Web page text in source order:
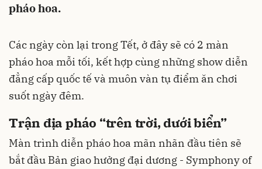
pháo hoa.
Các ngày còn lại trong Tết, ở đây sẽ có 2 màn
pháo hoa mỗi tối, kết hợp cùng những show diễn
đẳng cấp quốc tế và muôn vàn tụ điểm ăn chơi
suốt ngày đêm.
Trận địa pháo “trên trời, dưới biển”
Màn trình diễn pháo hoa mãn nhãn đầu tiên sẽ
bắt đầu Bản giao hưởng đại dương - Symphony of